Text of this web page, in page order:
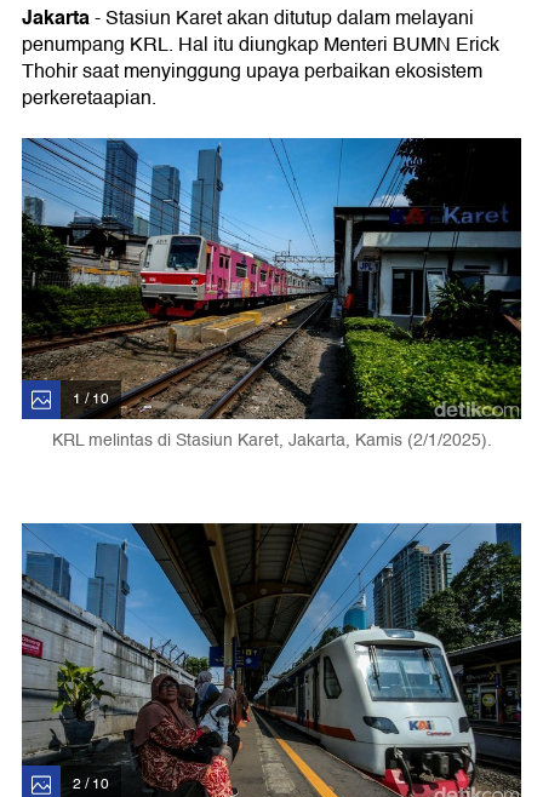
Jakarta- Stasiun Karet akan ditutup dalam melayani
penumpang KRL. Hal itu diungkap Menteri BUMN Erick
Thohir saat menyinggung upaya perbaikan ekosistem
perkeretaapian.
1 / 10
KRL melintas di Stasiun Karet, Jakarta, Kamis (2/1/2025).
2 / 10